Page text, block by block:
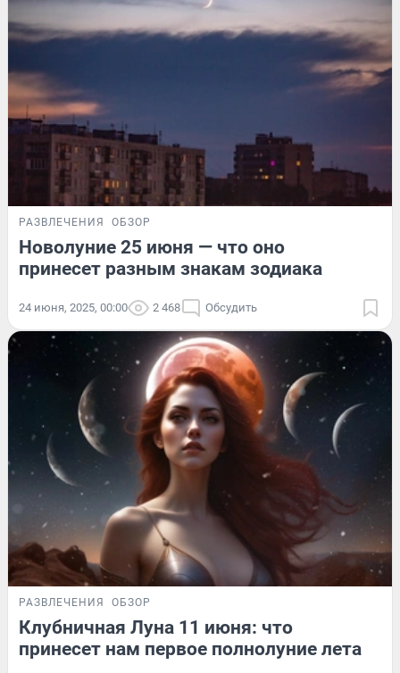
РАЗВЛЕЧЕНИЯ ОБЗОР
Новолуние 25 июня — что оно
принесет разным знакам зодиака
24 июня, 2025, 00:00 2 468 Обсудить
РАЗВЛЕЧЕНИЯ ОБЗОР
Клубничная Луна 11 июня: что
принесет нам первое полнолуние лета